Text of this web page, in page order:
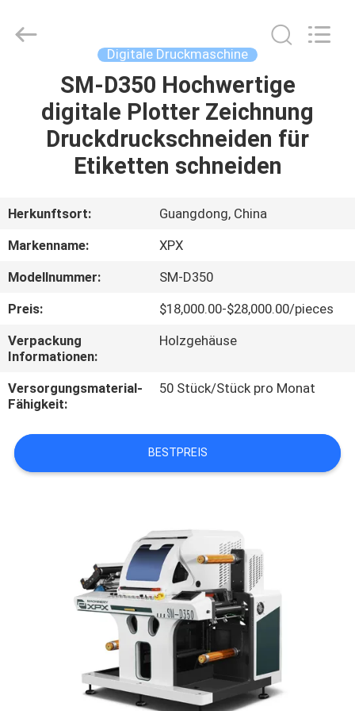
HAUSE
PRODUKTE
VIDEOS
SHOW
ÜBER
UNS
WERKSBESICHTIGUNG
QUALITÄTSKONTROLLE
NEUIGKEITEN
RECHTSSACHEN
Digitale Druckmaschine
SM-D350 Hochwertige
digitale Plotter Zeichnung
Druckdruckschneiden für
Etiketten schneiden
Herkunftsort:
Guangdong, China
Markenname:
XPX
Modellnummer:
SM-D350
Preis:
$18,000.00-$28,000.00/pieces
Verpackung
Informationen:
Holzgehäuse
Versorgungsmaterial-
Fähigkeit:
50 Stück/Stück pro Monat
BESTPREIS